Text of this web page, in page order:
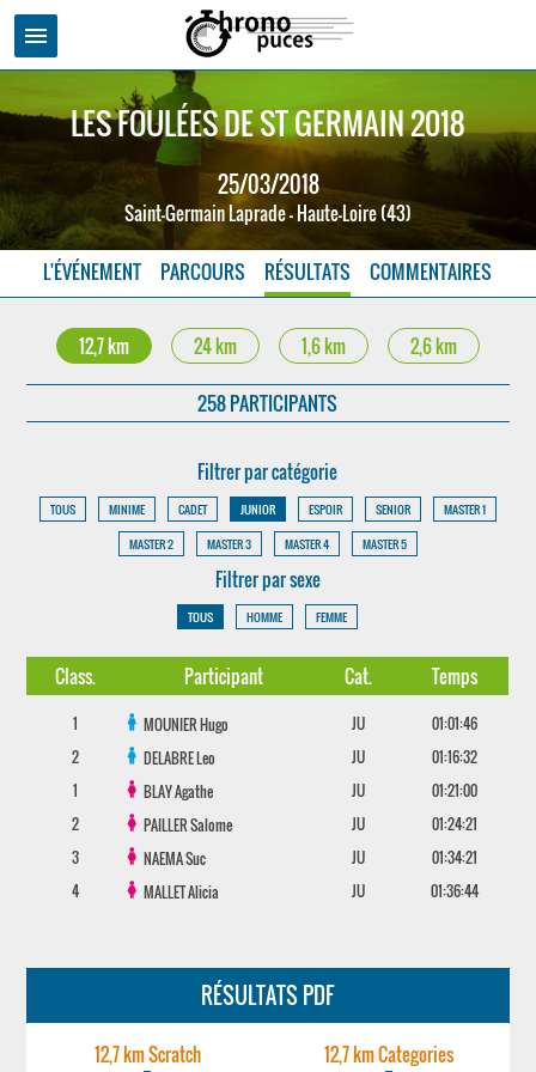
menu
LES FOULÉES DE ST GERMAIN 2018
25/03/2018
Saint-Germain Laprade - Haute-Loire (43)
L'ÉVÉNEMENT PARCOURS RÉSULTATS COMMENTAIRES
12,7 km 24 km 1,6 km 2,6 km
258 PARTICIPANTS
Filtrer par catégorie
TOUS MINIME CADET JUNIOR ESPOIR SENIOR
MASTER 1
MASTER 2
MASTER 3 MASTER 4 MASTER 5
Filtrer par sexe
TOUS HOMME FEMME
Class. Participant Cat. Temps
1 MOUNIERHugo JU
01:01:46
2
DELABRELeo JU
01:16:32
1
BLAYAgathe JU
01:21:00
2
PAILLERSalome JU
01:24:21
3
NAEMASuc JU
01:34:21
4
MALLETAlicia JU 01:36:44
RÉSULTATS PDF
12,7 km Scratch 12,7 km Categories